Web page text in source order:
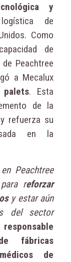
y
de
Como
de
Peachtree
a Mecalux
palets. Esta
de la
refuerza su
en la
Peachtree
reforzar
y estar aún
del sector
responsable
fábricas
de